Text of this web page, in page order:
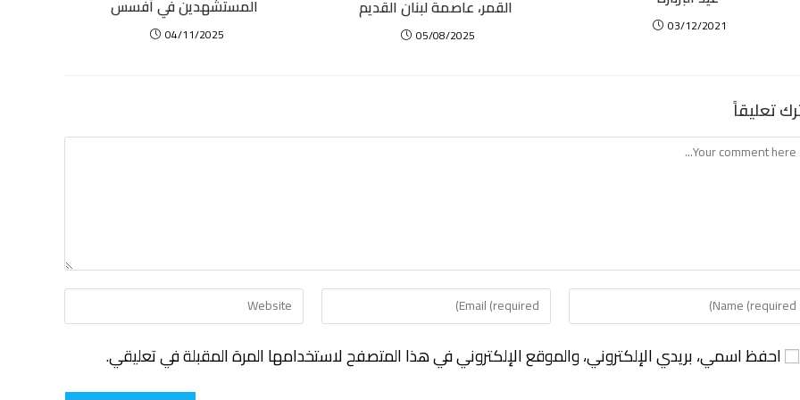
المستشهدين في أفسس
04/11/2025
القمر، عاصمة لبنان القديم
05/08/2025 03/12/2021
تعليقاً
احفظ اسمي، بريدي الإلكتروني، والموقع الإلكتروني في هذا المتصفح لاستخدامها المرة المقبلة في تعليقي.